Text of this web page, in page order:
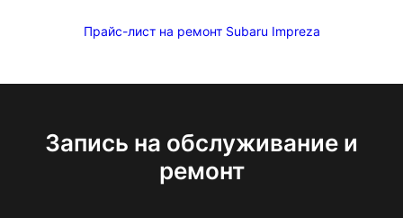
Прайс-лист на ремонт Subaru Impreza
Запись на обслуживание и
ремонт